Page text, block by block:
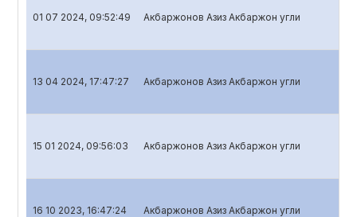
01 07 2024, 09:52:49 Акбаржонов Азиз Акбаржон угли
13 04 2024, 17:47:27 Акбаржонов Азиз Акбаржон угли
15 01 2024, 09:56:03 Акбаржонов Азиз Акбаржон угли
16 10 2023, 16:47:24 Акбаржонов Азиз Акбаржон угли